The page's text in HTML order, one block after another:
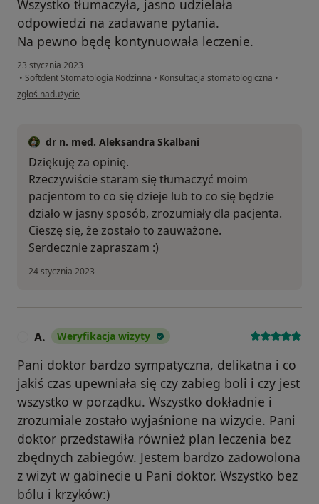
Wszystko tłumaczyła, jasno udzielała
odpowiedzi na zadawane pytania.
Na pewno będę kontynuowała leczenie.
23 stycznia 2023
• Softdent Stomatologia Rodzinna • Konsultacja stomatologiczna •
w opinii użytkownika Pacjent
zgłoś nadużycie
dr n. med. Aleksandra Skalbani
Dziękuję za opinię.
Rzeczywiście staram się tłumaczyć moim
pacjentom to co się dzieje lub to co się będzie
działo w jasny sposób, zrozumiały dla pacjenta.
Cieszę się, że zostało to zauważone.
Serdecznie zapraszam :)
24 stycznia 2023
A. Weryfikacja wizyty
Pani doktor bardzo sympatyczna, delikatna i co
jakiś czas upewniała się czy zabieg boli i czy jest
wszystko w porządku. Wszystko dokładnie i
zrozumiale zostało wyjaśnione na wizycie. Pani
doktor przedstawiła również plan leczenia bez
zbędnych zabiegów. Jestem bardzo zadowolona
z wizyt w gabinecie u Pani doktor. Wszystko bez
bólu i krzyków:)